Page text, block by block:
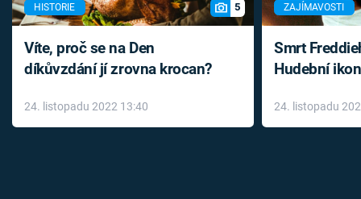
HISTORIE 5
Víte, proč se na Den
díkůvzdání jí zrovna krocan?
24. listopadu 2022 13:40
ZAJÍMAVOSTI
Smrt
Hudební
léky
24. listopadu